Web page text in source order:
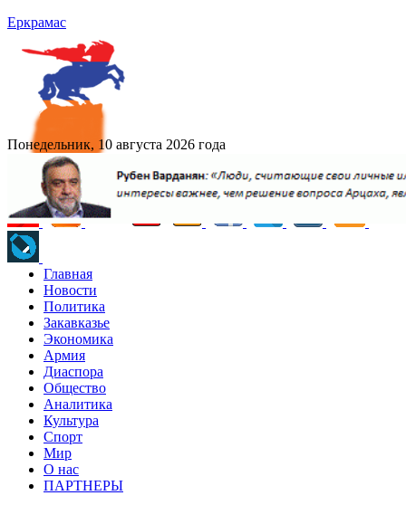
Еркрамас
Понедельник, 10 августа 2026 года
Главная
Новости
Политика
Закавказье
Экономика
Армия
Диаспора
Общество
Аналитика
Культура
Спорт
Мир
О нас
ПАРТНЕРЫ